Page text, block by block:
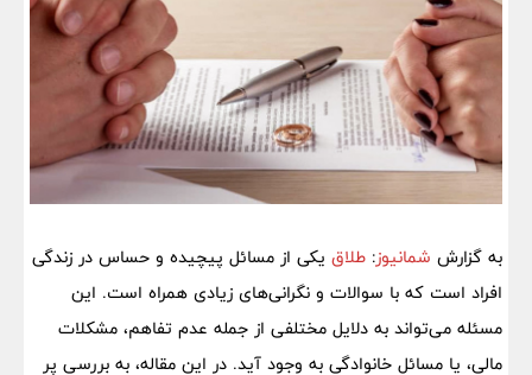
به گزارش شمانیوز: طلاق یکی از مسائل پیچیده و حساس در زندگی
افراد است که با سوالات و نگرانی‌های زیادی همراه است. این
مسئله می‌تواند به دلایل مختلفی از جمله عدم تفاهم، مشکلات
مالی، یا مسائل خانوادگی به وجود آید. در این مقاله، به بررسی پر